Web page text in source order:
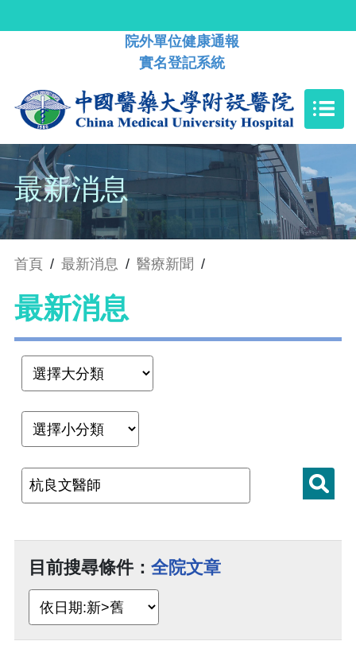
院外單位健康通報
實名登記系統
最新消息
首頁 / 最新消息 / 醫療新聞 /
最新消息
目前搜尋條件： 全院文章